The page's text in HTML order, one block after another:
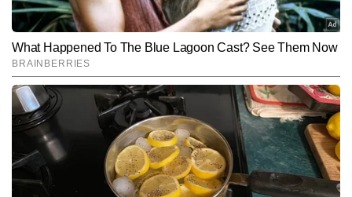
Subscribe to our daily Newsletter!
SUBMIT